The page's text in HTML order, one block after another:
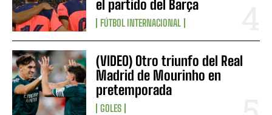
el partido del Barça
FÚTBOL INTERNACIONAL
(VIDEO) Otro triunfo del Real
Madrid de Mourinho en
pretemporada
GOLES